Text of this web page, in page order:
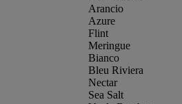
Arancio
Azure
Flint
Meringue
Bianco
Bleu Riviera
Nectar
Sea Salt